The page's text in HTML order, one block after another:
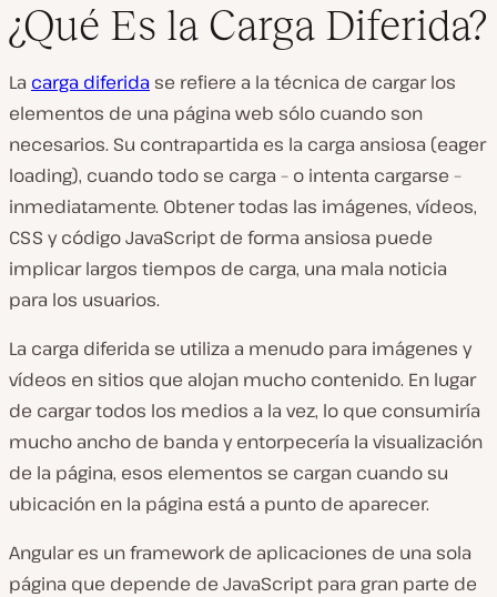
¿Qué Es la Carga Diferida?
La carga diferida se refiere a la técnica de cargar los
elementos de una página web sólo cuando son
necesarios. Su contrapartida es la carga ansiosa (eager
loading), cuando todo se carga – o intenta cargarse –
inmediatamente. Obtener todas las imágenes, vídeos,
CSS y código JavaScript de forma ansiosa puede
implicar largos tiempos de carga, una mala noticia
para los usuarios.
La carga diferida se utiliza a menudo para imágenes y
vídeos en sitios que alojan mucho contenido. En lugar
de cargar todos los medios a la vez, lo que consumiría
mucho ancho de banda y entorpecería la visualización
de la página, esos elementos se cargan cuando su
ubicación en la página está a punto de aparecer.
Angular es un framework de aplicaciones de una sola
página que depende de JavaScript para gran parte de